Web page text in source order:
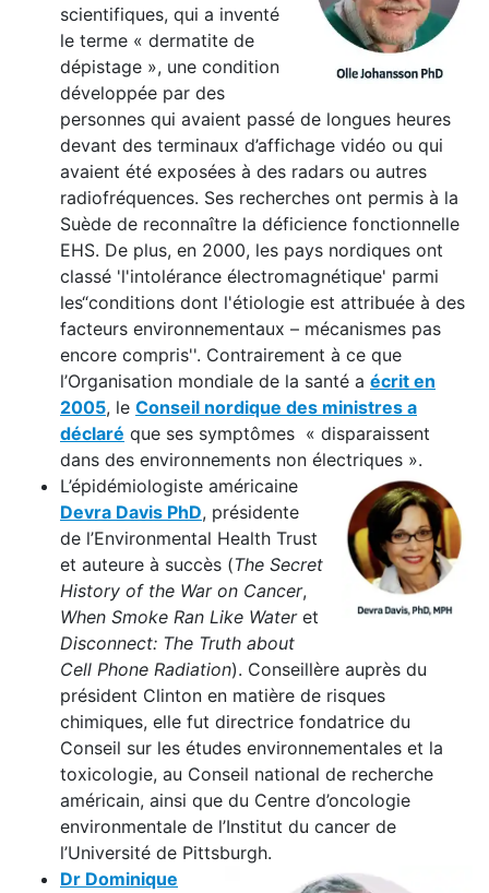
scientifiques, qui a inventé
le terme « dermatite de
dépistage », une condition
développée par des
personnes qui avaient passé de longues heures
devant des terminaux d’affichage vidéo ou qui
avaient été exposées à des radars ou autres
radiofréquences. Ses recherches ont permis à la
Suède de reconnaître la déficience fonctionnelle
EHS. De plus, en 2000, les pays nordiques ont
classé 'l'intolérance électromagnétique' parmi
les“conditions dont l'étiologie est attribuée à des
facteurs environnementaux – mécanismes pas
encore compris''. Contrairement à ce que
l’Organisation mondiale de la santé a écrit en
2005, le Conseil nordique des ministres a
déclaré que ses symptômes « disparaissent
dans des environnements non électriques ».
L’épidémiologiste américaine
Devra Davis PhD, présidente
de l’Environmental Health Trust
et auteure à succès (The Secret
History of the War on Cancer,
When Smoke Ran Like Wateret
Disconnect: The Truth about
Cell Phone Radiation). Conseillère auprès du
président Clinton en matière de risques
chimiques, elle fut directrice fondatrice du
Conseil sur les études environnementales et la
toxicologie, au Conseil national de recherche
américain, ainsi que du Centre d’oncologie
environmentale de l’Institut du cancer de
l’Université de Pittsburgh.
Dr Dominique